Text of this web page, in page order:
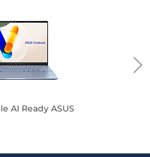
AI Ready ASUS